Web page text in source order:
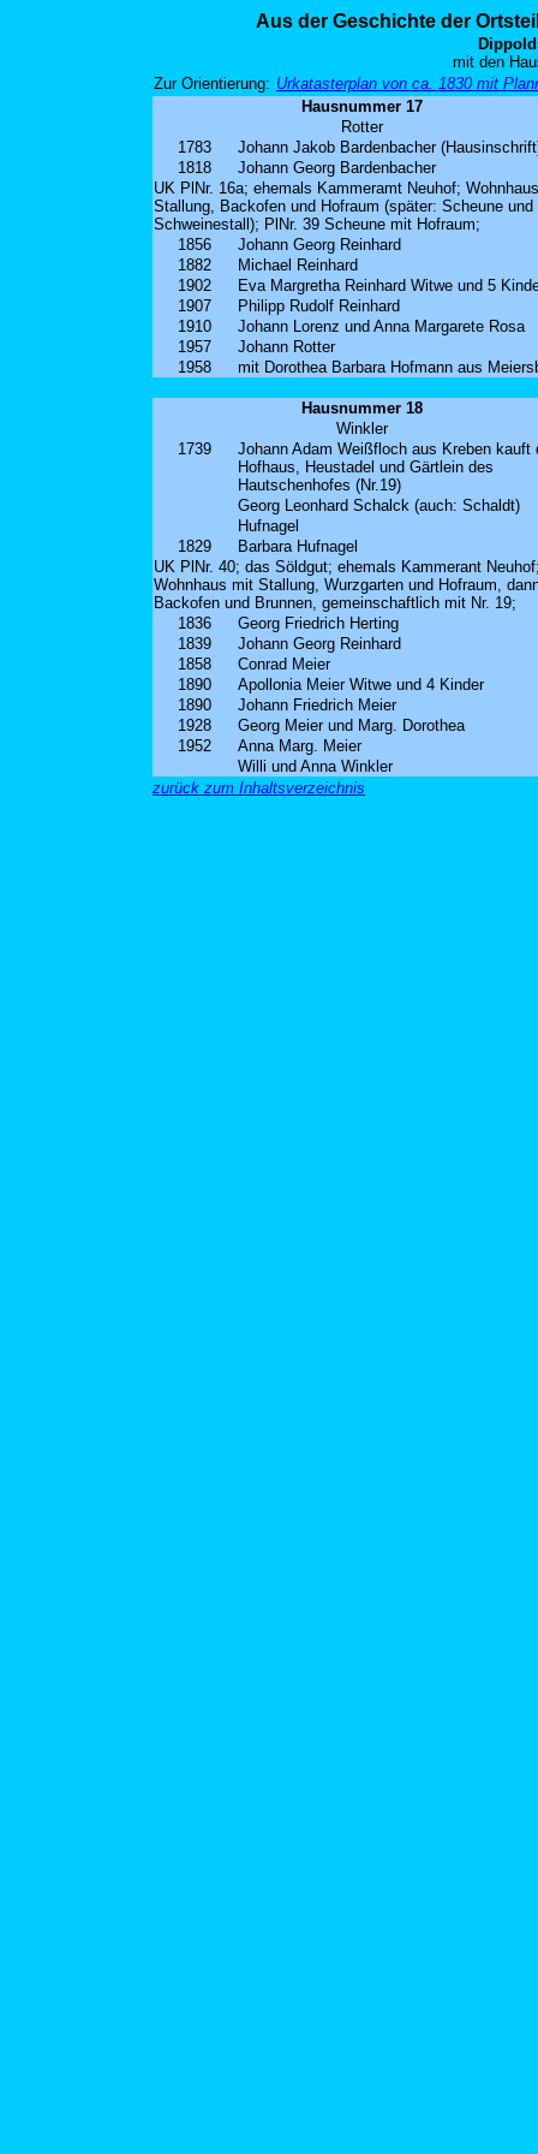
Aus der Geschichte der
mit den
Zur Orientierung: Urkatasterplan von ca. 1830 mit
Hausnummer 17
Rotter
1783
Johann Jakob Bardenbacher
1818
Johann Georg Bardenbacher
UK PlNr. 16a; ehemals Kammeramt Neuhof;
Stallung, Backofen und Hofraum (später: Scheune und
Schweinestall); PlNr. 39 Scheune mit Hofraum;
1856
Johann Georg Reinhard
1882
Michael Reinhard
1902
Eva Margretha Reinhard Witwe und 5
1907
Philipp Rudolf Reinhard
1910
Johann Lorenz und Anna Margarete Rosa
1957
Johann Rotter
1958
mit Dorothea Barbara Hofmann aus
Hausnummer 18
Winkler
1739
Johann Adam Weißfloch aus Kreben kauft
Hofhaus, Heustadel und Gärtlein des
Hautschenhofes (Nr.19)
Georg Leonhard Schalck (auch: Schaldt)
Hufnagel
1829
Barbara Hufnagel
UK PlNr. 40; das Söldgut; ehemals Kammerant
Wohnhaus mit Stallung, Wurzgarten und Hofraum,
Backofen und Brunnen, gemeinschaftlich mit Nr. 19;
1836
Georg Friedrich Herting
1839
Johann Georg Reinhard
1858
Conrad Meier
1890
Apollonia Meier Witwe und 4 Kinder
1890
Johann Friedrich Meier
1928
Georg Meier und Marg. Dorothea
1952
Anna Marg. Meier
Willi und Anna Winkler
zurück zum Inhaltsverzeichnis